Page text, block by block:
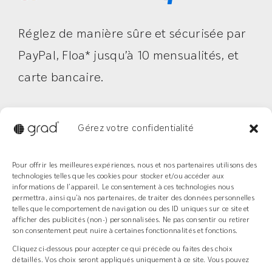
Gérez votre confidentialité
Pour offrir les meilleures expériences, nous et nos partenaires utilisons des
technologies telles que les cookies pour stocker et/ou accéder aux
informations de l’appareil. Le consentement à ces technologies nous
permettra, ainsi qu’à nos partenaires, de traiter des données personnelles
telles que le comportement de navigation ou des ID uniques sur ce site et
afficher des publicités (non-) personnalisées. Ne pas consentir ou retirer
son consentement peut nuire à certaines fonctionnalités et fonctions.
Cliquez ci-dessous pour accepter ce qui précède ou faites des choix
détaillés. Vos choix seront appliqués uniquement à ce site. Vous pouvez
Réglez de manière sûre et sécurisée par
PayPal, Floa* jusqu’à 10 mensualités, et
carte bancaire.
*Un crédit vous engage et doit être
remboursement avant de vous engager.
Crédit amortissable à partir de 200 €. Sous réserve
d’acceptation par Floa. Vous disposez du délai légal de
rétractation. Consultez les conditions ici